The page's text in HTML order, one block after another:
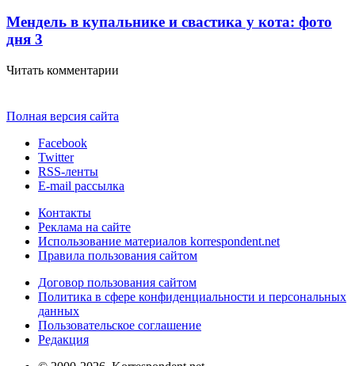
Мендель в купальнике и свастика у кота: фото
дня 3
Читать комментарии
Полная версия сайта
Facebook
Twitter
RSS-ленты
E-mail рассылка
Контакты
Реклама на сайте
Использование материалов korrespondent.net
Правила пользования сайтом
Договор пользования сайтом
Политика в сфере конфиденциальности и персональных
данных
Пользовательское соглашение
Редакция